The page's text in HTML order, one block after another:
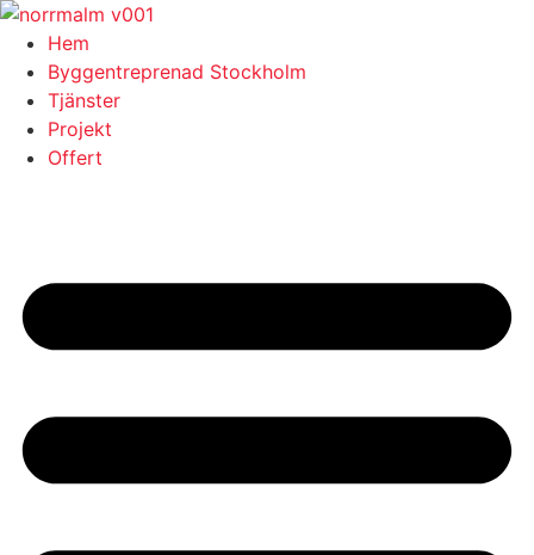
Skip
content
Hem
Byggentreprenad Stockholm
Tjänster
Projekt
Offert